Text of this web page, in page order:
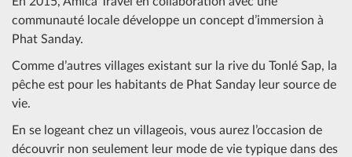
communauté locale développe un concept d’immersion à
Phat Sanday.
Comme d’autres villages existant sur la rive du Tonlé Sap, la
pêche est pour les habitants de Phat Sanday leur source de
vie.
En se logeant chez un villageois, vous aurez l’occasion de
découvrir non seulement leur mode de vie typique dans des